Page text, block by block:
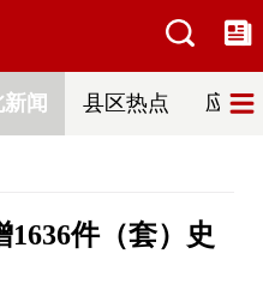
闻 县区热点 应急
件（套）史